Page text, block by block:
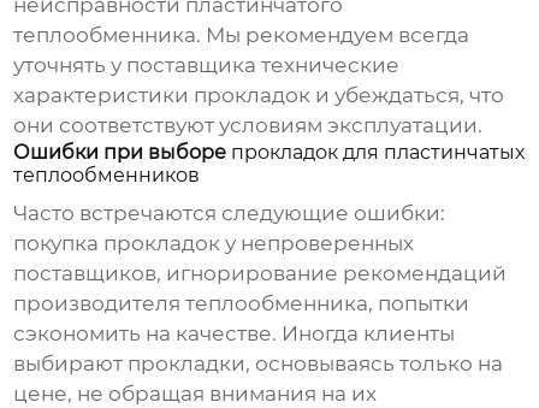
неисправности пластинчатого
теплообменника. Мы рекомендуем всегда
уточнять у поставщика технические
характеристики прокладок и убеждаться, что
они соответствуют условиям эксплуатации.
Ошибки при выборе прокладок для пластинчатых
теплообменников
Часто встречаются следующие ошибки:
покупка прокладок у непроверенных
поставщиков, игнорирование рекомендаций
производителя теплообменника, попытки
сэкономить на качестве. Иногда клиенты
выбирают прокладки, основываясь только на
цене, не обращая внимания на их